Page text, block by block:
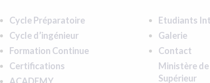
Cycle Préparatoire
Cycle d’ingénieur
Formation Continue
Certifications
Etudiants
Galerie
Contact
Ministère de
Supérieur